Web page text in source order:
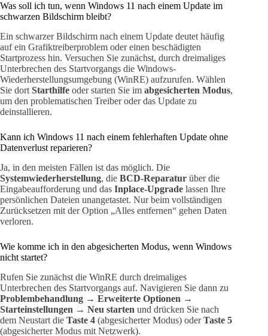
Was soll ich tun, wenn Windows 11 nach einem Update im
schwarzen Bildschirm bleibt?
Ein schwarzer Bildschirm nach einem Update deutet häufig
auf ein Grafiktreiberproblem oder einen beschädigten
Startprozess hin. Versuchen Sie zunächst, durch dreimaliges
Unterbrechen des Startvorgangs die Windows-
Wiederherstellungsumgebung (WinRE) aufzurufen. Wählen
Sie dort Starthilfe oder starten Sie im abgesicherten Modus,
um den problematischen Treiber oder das Update zu
deinstallieren.
Kann ich Windows 11 nach einem fehlerhaften Update ohne
Datenverlust reparieren?
Ja, in den meisten Fällen ist das möglich. Die
Systemwiederherstellung, die BCD-Reparatur über die
Eingabeaufforderung und das Inplace-Upgrade lassen Ihre
persönlichen Dateien unangetastet. Nur beim vollständigen
Zurücksetzen mit der Option „Alles entfernen“ gehen Daten
verloren.
Wie komme ich in den abgesicherten Modus, wenn Windows
nicht startet?
Rufen Sie zunächst die WinRE durch dreimaliges
Unterbrechen des Startvorgangs auf. Navigieren Sie dann zu
Problembehandlung → Erweiterte Optionen →
Starteinstellungen → Neu starten und drücken Sie nach
dem Neustart die Taste 4 (abgesicherter Modus) oderTaste 5
(abgesicherter Modus mit Netzwerk).